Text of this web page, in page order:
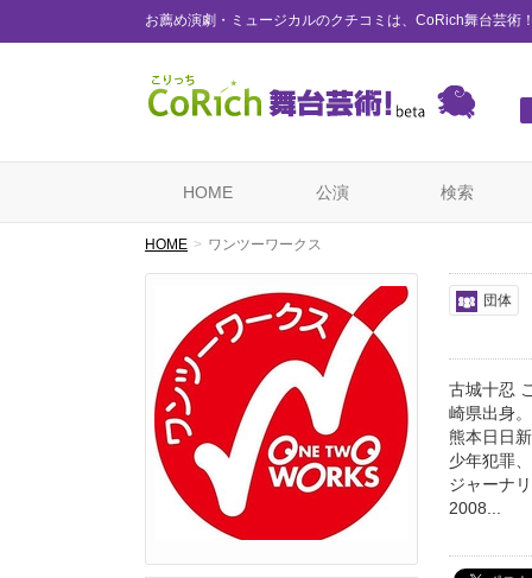
お薦め演劇・ミュージカルのクチコミは、CoRich舞台芸術
HOME 公演 検索
HOME ワンツーワークス
団体
古城十忍
崎県出身。
熊本日日
少年犯罪
ジャーナ
2008...